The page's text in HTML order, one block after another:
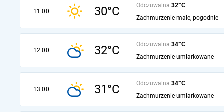
11:00 30°C Odczuwalna 32°C
Zachmurzenie małe, pogodnie
12:00 32°C Odczuwalna 34°C
Zachmurzenie umiarkowane
13:00 31°C Odczuwalna 34°C
Zachmurzenie umiarkowane